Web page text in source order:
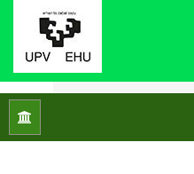
Inicio